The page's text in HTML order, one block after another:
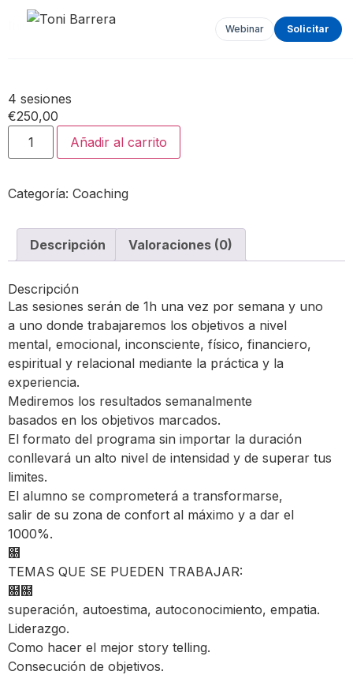
Webinar Solicitar
Inicio /Coaching/ 4 sesiones
4 sesiones
€250,00
Añadir al carrito
Categoría: Coaching
Descripción Valoraciones (0)
Descripción
Las sesiones serán de 1h una vez por semana y uno
a uno donde trabajaremos los objetivos a nivel
mental, emocional, inconsciente, físico, financiero,
espiritual y relacional mediante la práctica y la
experiencia.
Mediremos los resultados semanalmente
basados en los objetivos marcados.
El formato del programa sin importar la duración
conllevará un alto nivel de intensidad y de superar tus
limites.
El alumno se comprometerá a transformarse,
salir de su zona de confort al máximo y a dar el
1000%.
฀
TEMAS QUE SE PUEDEN TRABAJAR:
฀฀
superación, autoestima, autoconocimiento, empatia.
Liderazgo.
Como hacer el mejor story telling.
Consecución de objetivos.